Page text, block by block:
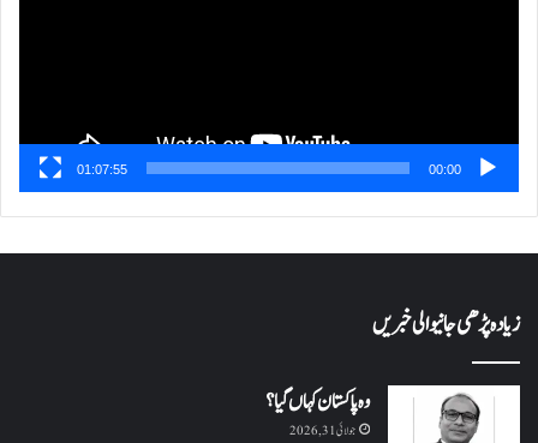
00:00
01:07:55
زیادہ پڑھی جانیوالی خبریں
وہ پاکستان کہاں گیا؟
جولائی 31, 2026